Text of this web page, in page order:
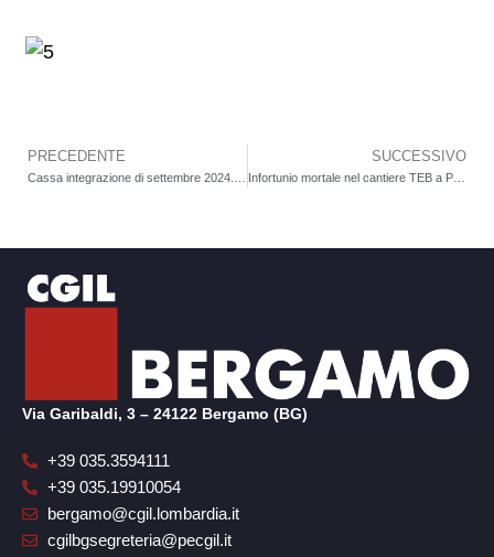
Precedente
PRECEDENTE SUCCESSIVO
Infortunio mortale nel cantiere TEB a Ponteranica. Perde la vita un uomo di 44 anni. “Era in subappalto e in somministrazione”
Via Garibaldi, 3 – 24122 Bergamo (BG)
+39 035.3594111
+39 035.19910054
bergamo@cgil.lombardia.it
cgilbgsegreteria@pecgil.it